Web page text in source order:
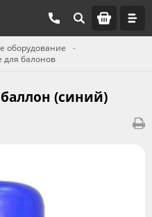
оборудование
балонов
(синий)